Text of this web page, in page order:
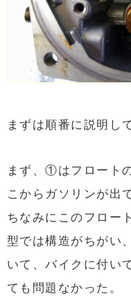
まずは順番に説明し
まず、①はフロート
こからガソリンが出
ちなみにこのフロー
型では構造がちがい
いて、バイクに付い
ても問題なかった。